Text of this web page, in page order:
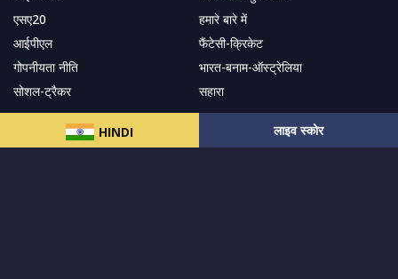
HINDI लाइव स्कोर
एसए20
हमारे बारे में
आईपीएल
फैंटेसी-क्रिकेट
गोपनीयता नीति
भारत-बनाम-ऑस्ट्रेलिया
सोशल-ट्रैकर
सहारा
हमारे समाचार पत्र के सदस्य बनें